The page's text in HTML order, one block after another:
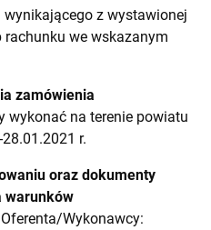
z wystawionej
we wskazanym
zamówienia
wykonać na terenie powiatu
r.
oraz dokumenty
warunków
Wykonawcy: